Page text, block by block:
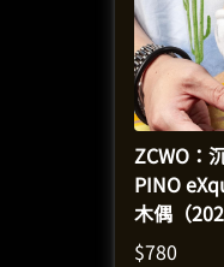
ZCWO：
PINO
木偶（
版）｜搪
$780